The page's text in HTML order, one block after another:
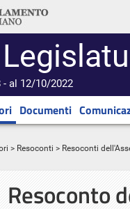
al 12/10/2022
Documenti
> Resoconti > Resoconti
Resoconto